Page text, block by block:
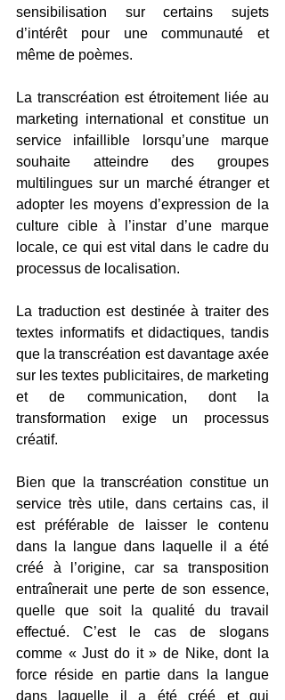
sensibilisation sur certains sujets
d’intérêt pour une communauté et
même de poèmes.
La transcréation est étroitement liée au
marketing international et constitue un
service infaillible lorsqu’une marque
souhaite atteindre des groupes
multilingues sur un marché étranger et
adopter les moyens d’expression de la
culture cible à l’instar d’une marque
locale, ce qui est vital dans le cadre du
processus de localisation.
La traduction est destinée à traiter des
textes informatifs et didactiques, tandis
que la transcréation est davantage axée
sur les textes publicitaires, de marketing
et de communication, dont la
transformation exige un processus
créatif.
Bien que la transcréation constitue un
service très utile, dans certains cas, il
est préférable de laisser le contenu
dans la langue dans laquelle il a été
créé à l’origine, car sa transposition
entraînerait une perte de son essence,
quelle que soit la qualité du travail
effectué. C’est le cas de slogans
comme « Just do it » de Nike, dont la
force réside en partie dans la langue
dans laquelle il a été créé et qui